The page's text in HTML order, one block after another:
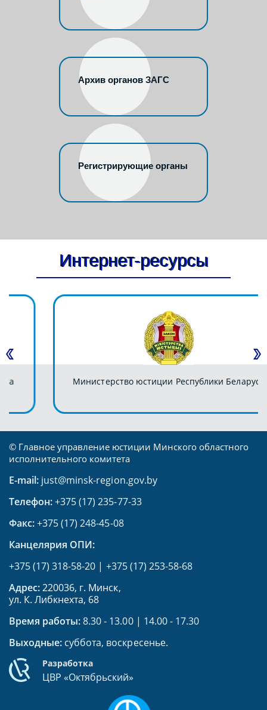
Архив органов ЗАГС
Регистрирующие органы
Интернет-ресурсы
Министерство юстиции Республики Беларусь
© Главное управление юстиции Минского областного
исполнительного комитета
Адрес:220036, г. Минск,
ул. К. Либкнехта, 68
Время работы:8.30 - 13.00 | 14.00 - 17.30
Выходные: суббота, воскресенье.
Разработка
ЦВР «Октябрьский»
E-mail: just@minsk-region.gov.by
Телефон:+375 (17) 235-77-33
Факс:+375 (17) 248-45-08
Канцелярия ОПИ:
+375 (17) 318-58-20 | +375 (17) 253-58-68